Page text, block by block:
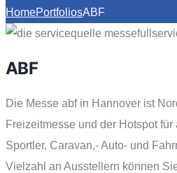
HomePortfoliosABF
ABF
Die Messe abf in Hannover ist
Freizeitmesse und der Hotspot
Sportler, Caravan,- Auto- und
Vielzahl an Ausstellern können